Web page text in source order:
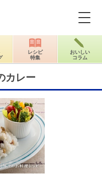
レシピ
特集
おいしい
コラム
カレー